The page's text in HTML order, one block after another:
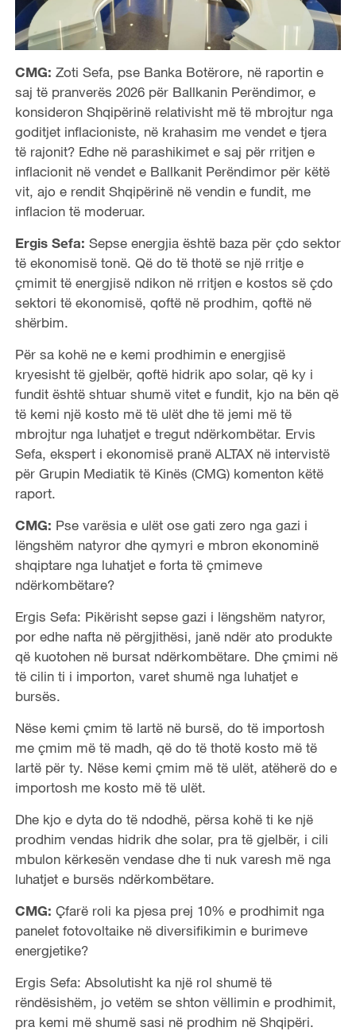
CMG: Zoti Sefa, pse Banka Botërore, në raportin e
saj të pranverës 2026 për Ballkanin Perëndimor, e
konsideron Shqipërinë relativisht më të mbrojtur nga
goditjet inflacioniste, në krahasim me vendet e tjera
të rajonit? Edhe në parashikimet e saj për rritjen e
inflacionit në vendet e Ballkanit Perëndimor për këtë
vit, ajo e rendit Shqipërinë në vendin e fundit, me
inflacion të moderuar.
Ergis Sefa: Sepse energjia është baza për çdo sektor
të ekonomisë tonë. Që do të thotë se një rritje e
çmimit të energjisë ndikon në rritjen e kostos së çdo
sektori të ekonomisë, qoftë në prodhim, qoftë në
shërbim.
Për sa kohë ne e kemi prodhimin e energjisë
kryesisht të gjelbër, qoftë hidrik apo solar, që ky i
fundit është shtuar shumë vitet e fundit, kjo na bën që
të kemi një kosto më të ulët dhe të jemi më të
mbrojtur nga luhatjet e tregut ndërkombëtar. Ervis
Sefa, ekspert i ekonomisë pranë ALTAX në intervistë
për Grupin Mediatik të Kinës (CMG) komenton këtë
raport.
CMG: Pse varësia e ulët ose gati zero nga gazi i
lëngshëm natyror dhe qymyri e mbron ekonominë
shqiptare nga luhatjet e forta të çmimeve
ndërkombëtare?
Ergis Sefa: Pikërisht sepse gazi i lëngshëm natyror,
por edhe nafta në përgjithësi, janë ndër ato produkte
që kuotohen në bursat ndërkombëtare. Dhe çmimi në
të cilin ti i importon, varet shumë nga luhatjet e
bursës.
Nëse kemi çmim të lartë në bursë, do të importosh
me çmim më të madh, që do të thotë kosto më të
lartë për ty. Nëse kemi çmim më të ulët, atëherë do e
importosh me kosto më të ulët.
Dhe kjo e dyta do të ndodhë, përsa kohë ti ke një
prodhim vendas hidrik dhe solar, pra të gjelbër, i cili
mbulon kërkesën vendase dhe ti nuk varesh më nga
luhatjet e bursës ndërkombëtare.
CMG: Çfarë roli ka pjesa prej 10% e prodhimit nga
panelet fotovoltaike në diversifikimin e burimeve
energjetike?
Ergis Sefa: Absolutisht ka një rol shumë të
rëndësishëm, jo vetëm se shton vëllimin e prodhimit,
pra kemi më shumë sasi në prodhim në Shqipëri.